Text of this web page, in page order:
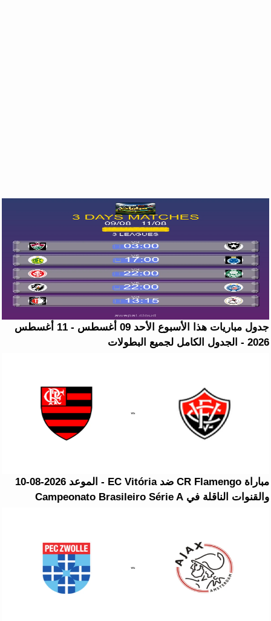
جدول مباريات هذا الأسبوع الأحد 09 أغسطس - 11 أغسطس
2026 - الجدول الكامل لجميع البطولات
مباراة CR Flamengo ضد EC Vitória - الموعد 2026-08-10
والقنوات الناقلة في Campeonato Brasileiro Série A